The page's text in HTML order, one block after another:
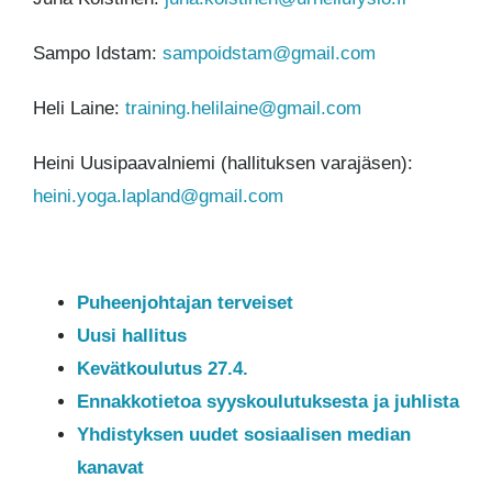
Sampo Idstam: sampoidstam@gmail.com
Heli Laine: training.helilaine@gmail.com
Heini Uusipaavalniemi (hallituksen varajäsen):
heini.yoga.lapland@gmail.com
Puheenjohtajan terveiset
Uusi hallitus
Kevätkoulutus 27.4.
Ennakkotietoa syyskoulutuksesta ja juhlista
Yhdistyksen uudet sosiaalisen median
kanavat